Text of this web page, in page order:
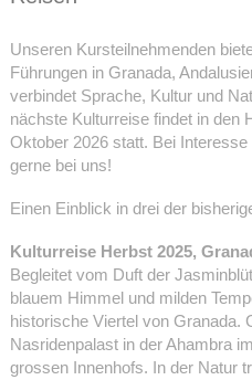
Unseren Kursteilnehmenden
Führungen in Granada,
verbindet Sprache, Kultur und
nächste Kulturreise findet in den
Oktober 2026 statt. Bei
gerne bei uns!
Einen Einblick in drei der
Kulturreise Herbst 2025,
Begleitet vom Duft der
blauem Himmel und milden
historische Viertel von Granada.
Nasridenpalast in der Ahambra
grossen Innenhofs. In der Natur